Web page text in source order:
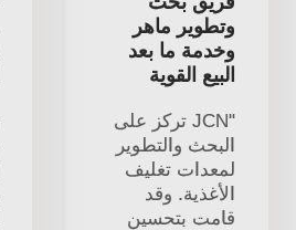
وتطوير ماهر
وخدمة ما بعد
البيع القوية
"JCN تركز على
البحث والتطوير
لمعدات تغليف
الأغذية. وقد
قامت بتحسين